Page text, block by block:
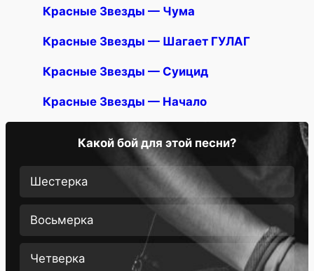
Красные Звезды — Чума
Красные Звезды — Шагает ГУЛАГ
Красные Звезды — Суицид
Красные Звезды — Начало
Какой бой для этой песни?
Шестерка
Восьмерка
Четверка